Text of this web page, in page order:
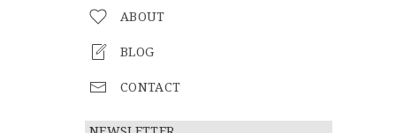
ABOUT
BLOG
CONTACT